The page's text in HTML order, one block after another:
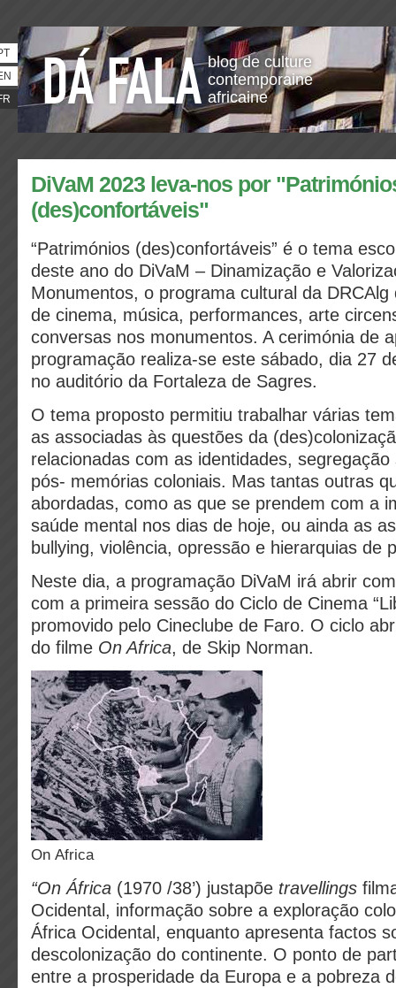
blog de culture
contemporaine
africaine
DiVaM 2023 leva-nos por
(des)confortáveis"
“Patrimónios (des)confortáveis” é o tema
deste ano do DiVaM – Dinamização e
Monumentos, o programa cultural da DRCAlg
de cinema, música, performances, arte
conversas nos monumentos. A cerimónia de
programação realiza-se este sábado, dia 27
no auditório da Fortaleza de Sagres.
O tema proposto permitiu trabalhar várias
as associadas às questões da
relacionadas com as identidades,
pós- memórias coloniais. Mas tantas outras
abordadas, como as que se prendem com a
saúde mental nos dias de hoje, ou ainda as
bullying, violência, opressão e hierarquias de
Neste dia, a programação DiVaM irá abrir
com a primeira sessão do Ciclo de Cinema
promovido pelo Cineclube de Faro. O ciclo
do filme On Africa, de Skip Norman.
On Africa
“On África (1970 /38’) justapõe travellings
Ocidental, informação sobre a exploração
África Ocidental, enquanto apresenta factos
descolonização do continente. O ponto de
entre a prosperidade da Europa e a pobreza